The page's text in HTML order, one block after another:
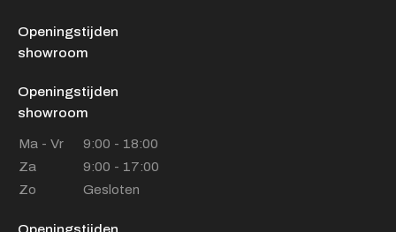
Openingstijden
showroom
Openingstijden
showroom
Ma - Vr
9:00 - 18:00
Za
9:00 - 17:00
Zo
Gesloten
Openingstijden